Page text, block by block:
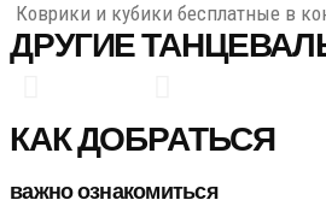
Коврики и кубики бесплатные в
ДРУГИЕ
КАК ДОБРАТЬСЯ
важно ознакомиться